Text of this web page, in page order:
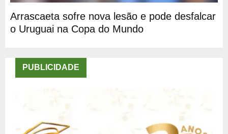
Arrascaeta sofre nova lesão e pode desfalcar
o Uruguai na Copa do Mundo
PUBLICIDADE